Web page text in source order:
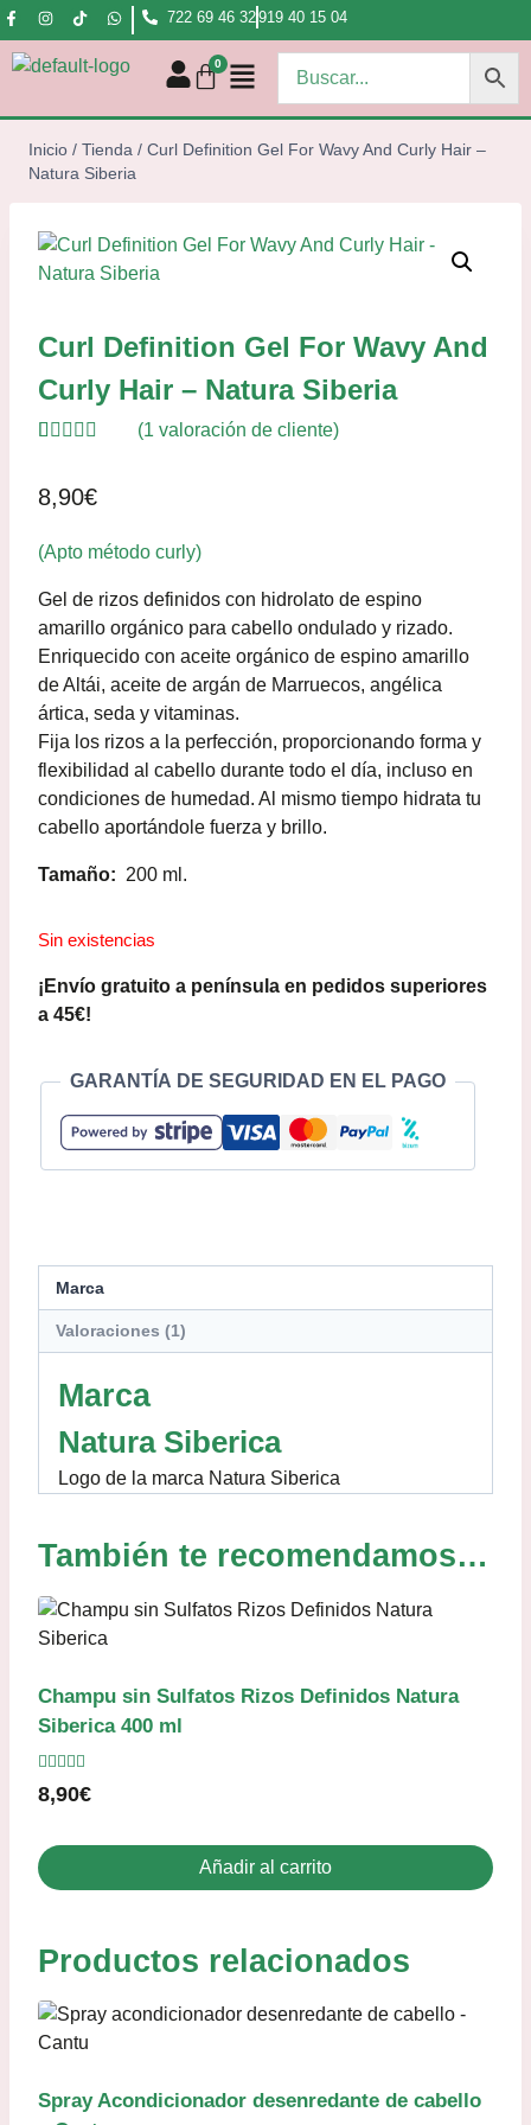
722 69 46 32919 40 15 04
Inicio / Tienda / Curl Definition Gel For Wavy And Curly Hair –
Natura Siberia
Curl Definition Gel For Wavy And
Curly Hair – Natura Siberia
5 en base a
valoración
(1 valoración de cliente)
8,90€
(Apto método curly)
Gel de rizos definidos con hidrolato de espino
amarillo orgánico para cabello ondulado y rizado.
Enriquecido con aceite orgánico de espino amarillo
de Altái, aceite de argán de Marruecos, angélica
ártica, seda y vitaminas.
Fija los rizos a la perfección, proporcionando forma y
flexibilidad al cabello durante todo el día, incluso en
condiciones de humedad. Al mismo tiempo hidrata tu
cabello aportándole fuerza y brillo.
Tamaño: 200 ml.
Sin existencias
¡Envío gratuito a península en pedidos superiores
a 45€!
GARANTÍA DE SEGURIDAD EN EL PAGO
Marca
Valoraciones (1)
Marca
Natura Siberica
Logo de la marca Natura Siberica
También te recomendamos…
Champu sin Sulfatos Rizos Definidos Natura
Siberica 400 ml
Valorado
con
8,90€
Añadir al carrito
Productos relacionados
Spray Acondicionador desenredante de cabello